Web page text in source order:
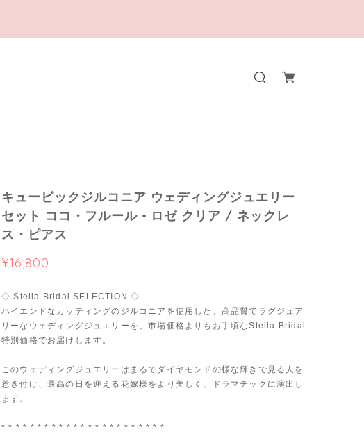
キュービックジルコニア ウェディングジュエリー
セット ココ・フルール - ロゼ クリア / ネックレ
ス・ピアス
¥16,800
◇ Stella Bridal SELECTION ◇
ハイエンドなカッティングのジルコニアを使用した、高品質でラグジュア
リーなウェディングジュエリーを、市場価格よりもお手頃なStella Bridal
特別価格でお届けします。
このウェディングジュエリーはまるでダイヤモンドの様な輝きで見る人を
惹き付け、最高の日を迎える花嫁様をより美しく、ドラマチックに演出し
ます。
* * * * * * * * * * * * * * * * * * * * * * *